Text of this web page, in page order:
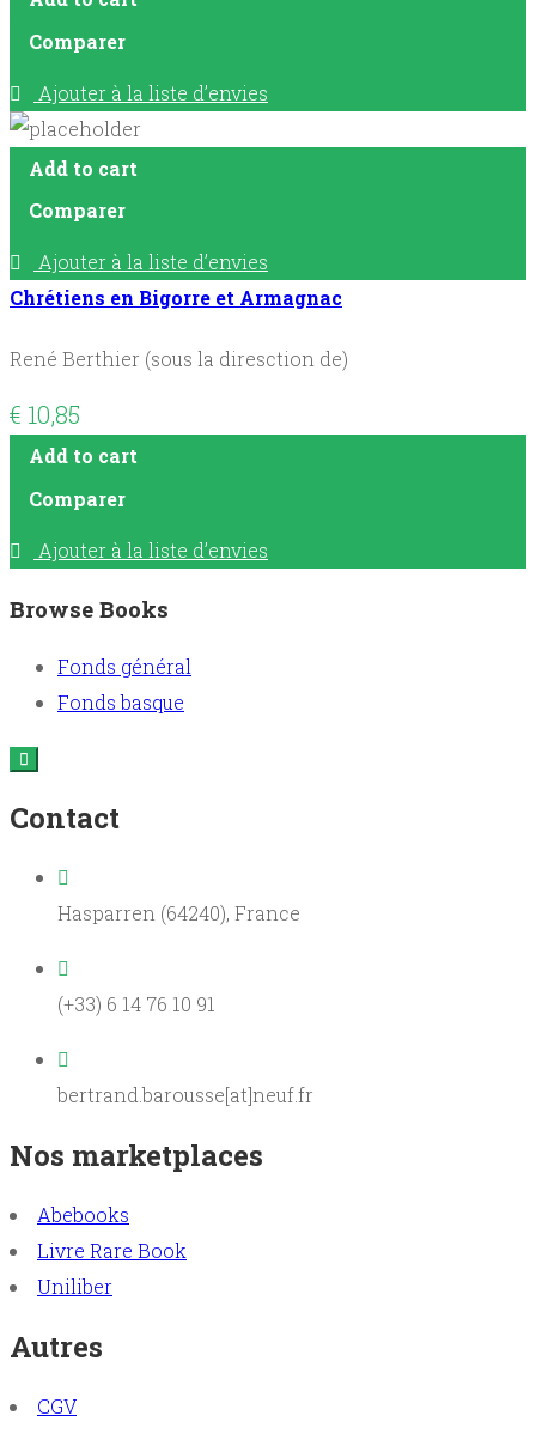
Comparer
Ajouter à la liste d’envies
Add to cart
Comparer
Ajouter à la liste d’envies
Chrétiens en Bigorre et Armagnac
René Berthier (sous la diresction de)
€ 10,85
Add to cart
Comparer
Ajouter à la liste d’envies
Browse Books
Fonds général
Fonds basque
Contact
Hasparren (64240), France
(+33) 6 14 76 10 91
bertrand.barousse[at]neuf.fr
Nos marketplaces
Abebooks
Livre Rare Book
Uniliber
Autres
CGV